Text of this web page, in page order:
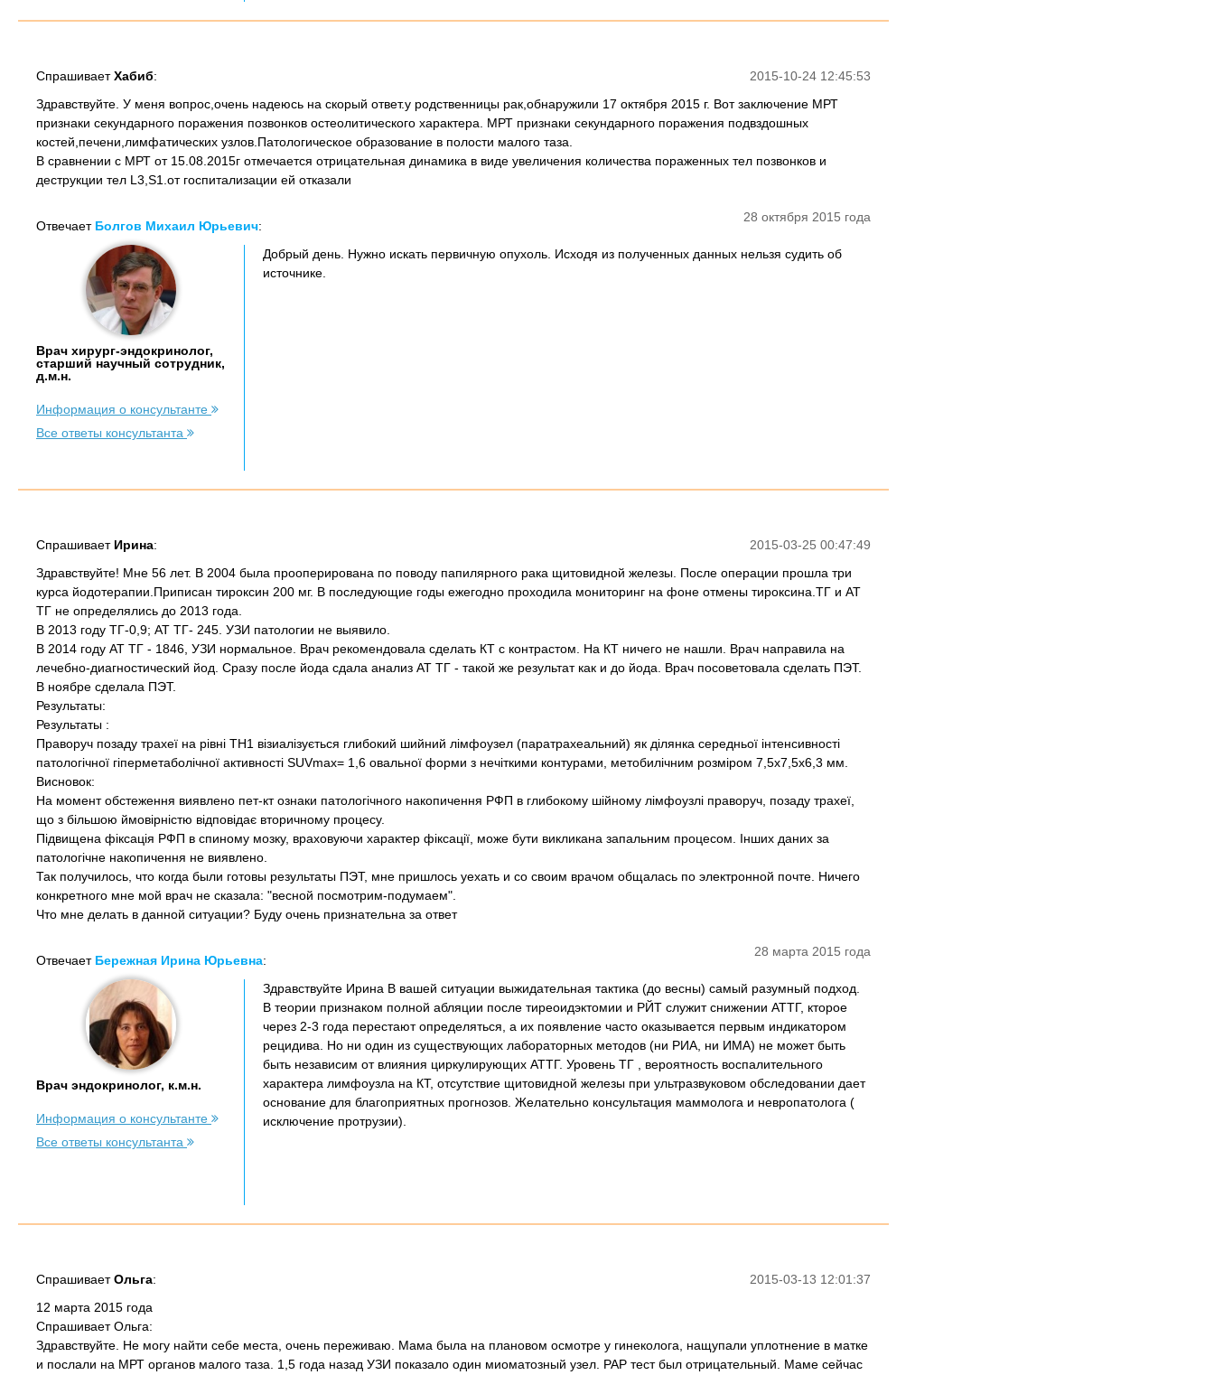
2015-10-24 12:45:53
СпрашиваетХабиб:
Здравствуйте. У меня вопрос,очень надеюсь на скорый ответ.у родственницы рак,обнаружили 17 октября 2015 г. Вот заключение МРТ
признаки секундарного поражения позвонков остеолитического характера. МРТ признаки секундарного поражения подвздошных
костей,печени,лимфатических узлов.Патологическое образование в полости малого таза.
В сравнении с МРТ от 15.08.2015г отмечается отрицательная динамика в виде увеличения количества пораженных тел позвонков и
деструкции тел L3,S1.от госпитализации ей отказали
28 октября 2015 года
Отвечает Болгов Михаил Юрьевич:
Врач хирург-эндокринолог,
старший научный сотрудник,
д.м.н.
Информация о консультанте
Все ответы консультанта
Добрый день. Нужно искать первичную опухоль. Исходя из полученных данных нельзя судить об
источнике.
2015-03-25 00:47:49
Спрашивает Ирина:
Здравствуйте! Мне 56 лет. В 2004 была прооперирована по поводу папилярного рака щитовидной железы. После операции прошла три
курса йодотерапии.Приписан тироксин 200 мг. В последующие годы ежегодно проходила мониторинг на фоне отмены тироксина.ТГ и АТ
ТГ не определялись до 2013 года.
В 2013 году ТГ-0,9; АТ ТГ- 245. УЗИ патологии не выявило.
В 2014 году АТ ТГ - 1846, УЗИ нормальное. Врач рекомендовала сделать КТ с контрастом. На КТ ничего не нашли. Врач направила на
лечебно-диагностический йод. Сразу после йода сдала анализ АТ ТГ - такой же результат как и до йода. Врач посоветовала сделать ПЭТ.
В ноябре сделала ПЭТ.
Результаты:
Результаты :
Праворуч позаду трахеї на рівні ТН1 візиалізується глибокий шийний лімфоузел (паратрахеальний) як ділянка середньої інтенсивності
патологічної гіперметаболічної активності SUVmax= 1,6 овальної форми з нечіткими контурами, метобилічним розміром 7,5х7,5х6,3 мм.
Висновок:
На момент обстеження виявлено пет-кт ознаки патологічного накопичення РФП в глибокому шійному лімфоузлі праворуч, позаду трахеї,
що з більшою ймовірністю відповідає вторичному процесу.
Підвищена фіксація РФП в спиному мозку, враховуючи характер фіксації, може бути викликана запальним процесом. Інших даних за
патологічне накопичення не виявлено.
Так получилось, что когда были готовы результаты ПЭТ, мне пришлось уехать и со своим врачом общалась по электронной почте. Ничего
конкретного мне мой врач не сказала: "весной посмотрим-подумаем".
Что мне делать в данной ситуации? Буду очень признательна за ответ
28 марта 2015 года
Отвечает Бережная Ирина Юрьевна:
Врач эндокринолог, к.м.н.
Информация о консультанте
Все ответы консультанта
Здравствуйте Ирина В вашей ситуации выжидательная тактика (до весны) самый разумный подход.
В теории признаком полной абляции после тиреоидэктомии и РЙТ служит снижении АТТГ, кторое
через 2-3 года перестают определяться, а их появление часто оказывается первым индикатором
рецидива. Но ни один из существующих лабораторных методов (ни РИА, ни ИМА) не может быть
быть независим от влияния циркулирующих АТТГ. Уровень ТГ , вероятность воспалительного
характера лимфоузла на КТ, отсутствие щитовидной железы при ультразвуковом обследовании дает
основание для благоприятных прогнозов. Желательно консультация маммолога и невропатолога (
исключение протрузии).
2015-03-13 12:01:37
СпрашиваетОльга:
12 марта 2015 года
Спрашивает Ольга:
Здравствуйте. Не могу найти себе места, очень переживаю. Мама была на плановом осмотре у гинеколога, нащупали уплотнение в матке
и послали на МРТ органов малого таза. 1,5 года назад УЗИ показало один миоматозный узел. РАР тест был отрицательный. Маме сейчас